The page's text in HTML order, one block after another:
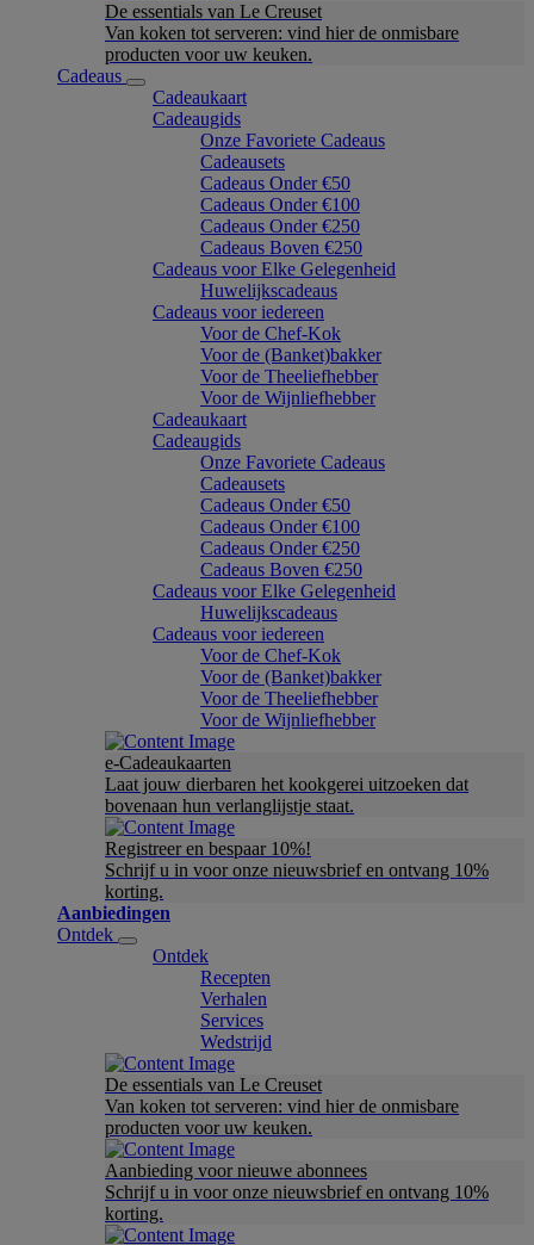
De essentials van Le Creuset
Van koken tot serveren: vind hier de onmisbare
producten voor uw keuken.
Cadeaus
Cadeaukaart
Cadeaugids
Onze Favoriete Cadeaus
Cadeausets
Cadeaus Onder €50
Cadeaus Onder €100
Cadeaus Onder €250
Cadeaus Boven €250
Cadeaus voor Elke Gelegenheid
Huwelijkscadeaus
Cadeaus voor iedereen
Voor de Chef-Kok
Voor de (Banket)bakker
Voor de Theeliefhebber
Voor de Wijnliefhebber
Cadeaukaart
Cadeaugids
Onze Favoriete Cadeaus
Cadeausets
Cadeaus Onder €50
Cadeaus Onder €100
Cadeaus Onder €250
Cadeaus Boven €250
Cadeaus voor Elke Gelegenheid
Huwelijkscadeaus
Cadeaus voor iedereen
Voor de Chef-Kok
Voor de (Banket)bakker
Voor de Theeliefhebber
Voor de Wijnliefhebber
e-Cadeaukaarten
Laat jouw dierbaren het kookgerei uitzoeken dat
bovenaan hun verlanglijstje staat.
Registreer en bespaar 10%!
Schrijf u in voor onze nieuwsbrief en ontvang 10%
korting.
Aanbiedingen
Ontdek
Ontdek
Recepten
Verhalen
Services
Wedstrijd
De essentials van Le Creuset
Van koken tot serveren: vind hier de onmisbare
producten voor uw keuken.
Aanbieding voor nieuwe abonnees
Schrijf u in voor onze nieuwsbrief en ontvang 10%
korting.